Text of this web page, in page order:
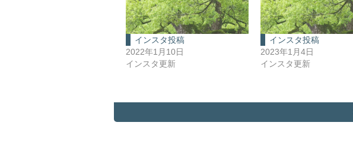
インスタ投稿
2022年1月10日
インスタ更新
インスタ投稿
2023年1月4日
インスタ更新